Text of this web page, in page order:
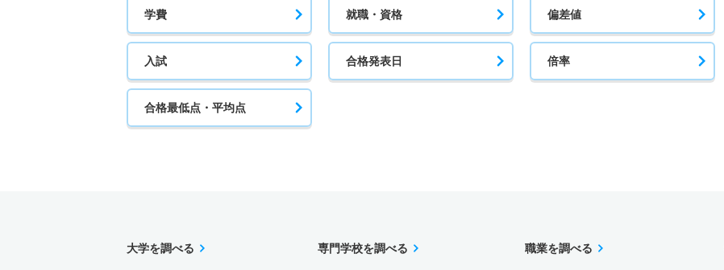
学費 就職・資格 偏差値
入試 合格発表日 倍率
合格最低点・平均点
大学を調べる 専門学校を調べる 職業を調べる